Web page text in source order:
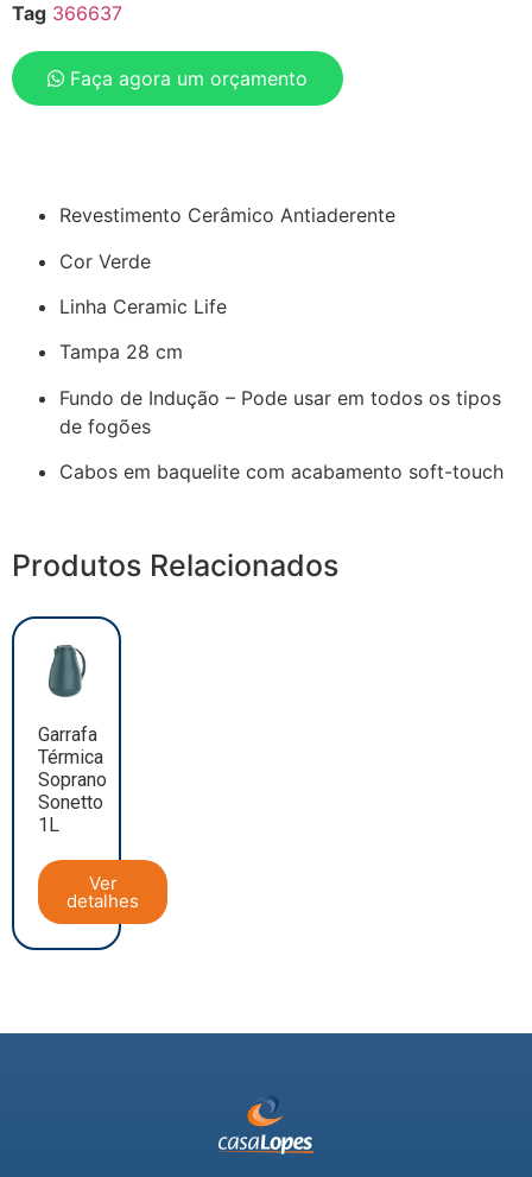
Tag 366637
Faça agora um orçamento
Revestimento Cerâmico Antiaderente
Cor Verde
Linha Ceramic Life
Tampa 28 cm
Fundo de Indução – Pode usar em todos os tipos
de fogões
Cabos em baquelite com acabamento soft-touch
Produtos Relacionados
Garrafa
Térmica
Soprano
Sonetto
1L
Ver
detalhes